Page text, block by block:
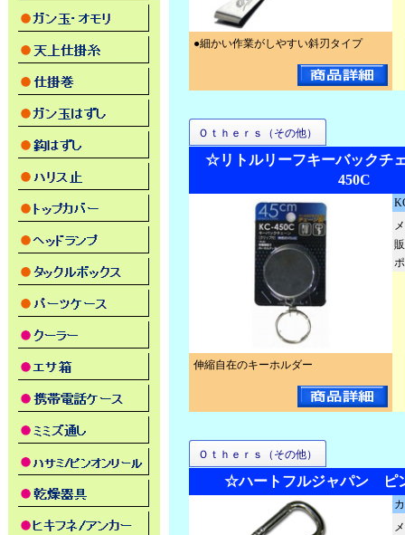
●細かい作業がしやすい斜刃タイプ
Ｏｔｈｅｒｓ（その他）
☆リトルリーフキーバックチ
450C
伸縮自在のキーホルダー
Ｏｔｈｅｒｓ（その他）
☆ハートフルジャパン ピ